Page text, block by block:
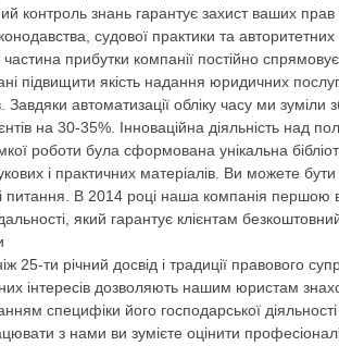
контроль знань гарантує захист ваших
судової практики та
прибутки компанії постійно
підвищити якість надання юридичних
Завдяки автоматизації обліку часу ми
на 30-35%. Інноваційна діяльність над
роботи була сформована унікальна
і практичних матеріалів. Ви можете
питання. В 2014 році наша компанія першою
який гарантує клієнтам
25-ти річний досвід і традиції правового
інтересів дозволяють нашим юристам
специфіки його господарської
з нами ви зумієте оцінити